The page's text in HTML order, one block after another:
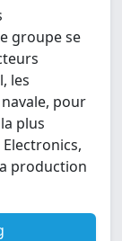
groupe se
les
pour
plus
production